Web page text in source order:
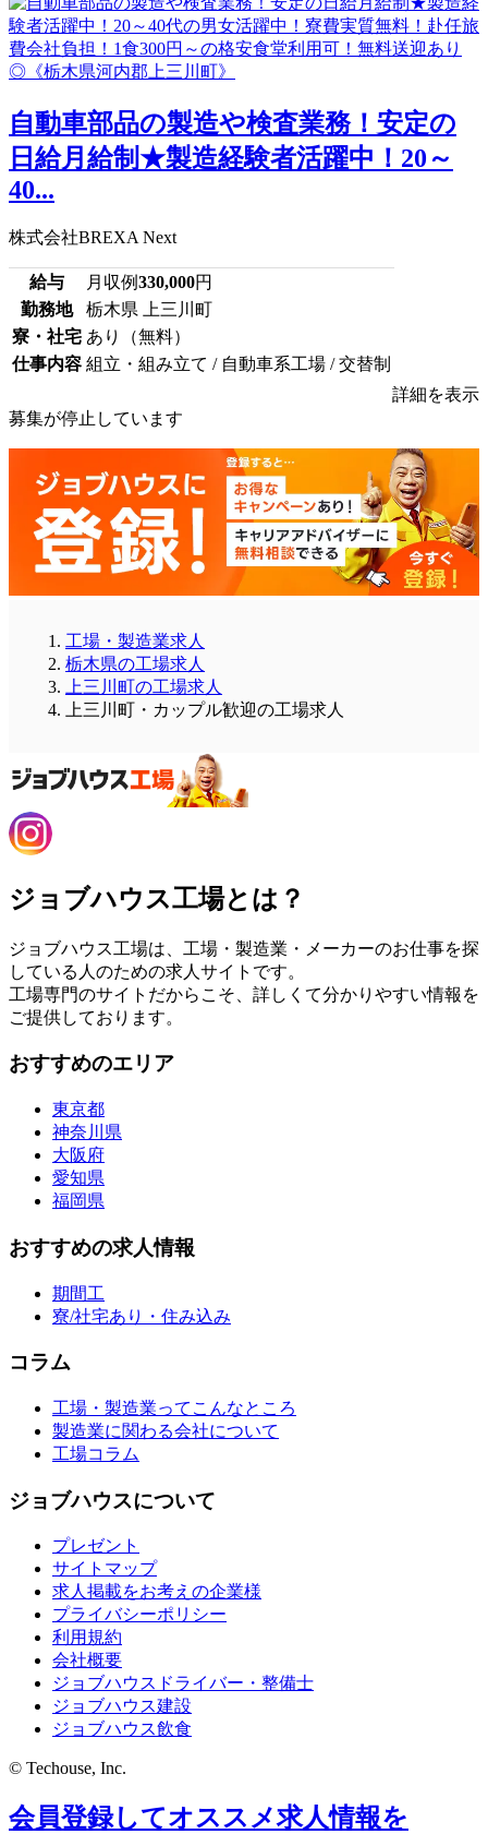
自動車部品の製造や検査業務！安定の
日給月給制★製造経験者活躍中！20～
40...
株式会社BREXA Next
給与 月収例330,000円
勤務地
栃木県 上三川町
寮・社宅 あり（無料）
仕事内容 組立・組み立て / 自動車系工場 / 交替制
詳細を表示
募集が停止しています
工場・製造業求人
栃木県の工場求人
上三川町の工場求人
上三川町・カップル歓迎の工場求人
ジョブハウス工場とは？
ジョブハウス工場は、工場・製造業・メーカーのお仕事を探
している人のための求人サイトです。
工場専門のサイトだからこそ、詳しくて分かりやすい情報を
ご提供しております。
おすすめのエリア
東京都
神奈川県
大阪府
愛知県
福岡県
おすすめの求人情報
期間工
寮/社宅あり・住み込み
コラム
工場・製造業ってこんなところ
製造業に関わる会社について
工場コラム
ジョブハウスについて
プレゼント
サイトマップ
求人掲載をお考えの企業様
プライバシーポリシー
利用規約
会社概要
ジョブハウスドライバー・整備士
ジョブハウス建設
ジョブハウス飲食
© Techouse, Inc.
会員登録してオススメ求人情報を